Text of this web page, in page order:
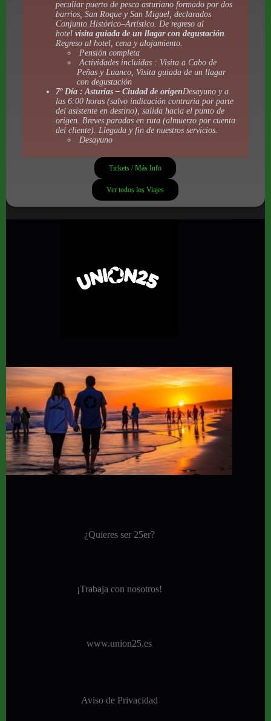
peculiar puerto de pesca asturiano formado por dos
barrios, San Roque y San Miguel, declarados
Conjunto Histórico–Artístico. De regreso al
hotel visita guiada de un llagar con degustación.
Regreso al hotel, cena y alojamiento.
Pensión completa
Actividades incluidas : Visita a Cabo de
Peñas y Luanco, Visita guiada de un llagar
con degustación
7º Día : Asturias – Ciudad de origenDesayuno y a
las 6:00 horas (salvo indicación contraria por parte
del asistente en destino), salida hacia el punto de
origen. Breves paradas en ruta (almuerzo por cuenta
del cliente). Llegada y fin de nuestros servicios.
Desayuno
Tickets / Más Info
Ver todos los Viajes
¿Quieres ser 25er?
¡Trabaja con nosotros!
www.union25.es
Aviso de Privacidad